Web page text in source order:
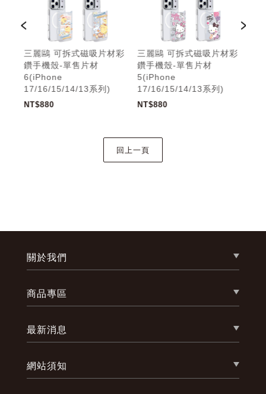
麗鷗 可拆式磁吸片材彩
手機殼-單售片材
16/15/14/13系列)
三麗鷗 可拆式磁吸片材彩
鑽手機殼-單售片材
5(iPhone
17/16/15/14/13系列)
NT$880
三麗鷗 可
關於我們
商品專區
最新消息
網站須知